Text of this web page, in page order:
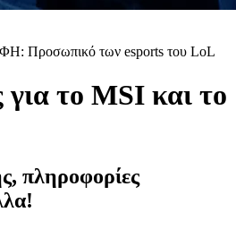
Προσωπικό των esports του LoL
το MSI και το
πληροφορίες